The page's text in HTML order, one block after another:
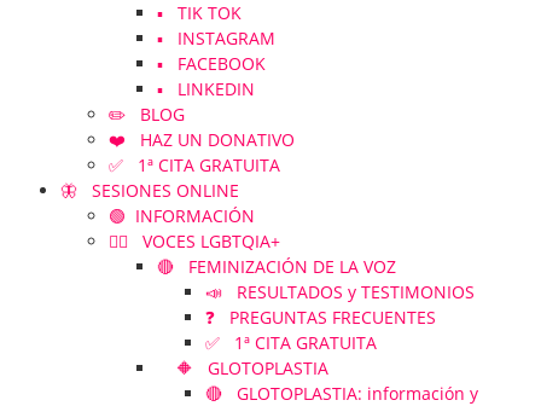
▪️ TIK TOK
▪️ INSTAGRAM
▪️ FACEBOOK
▪️ LINKEDIN
✏️ BLOG
❤️ HAZ UN DONATIVO
✅ 1ª CITA GRATUITA
🦋 SESIONES ONLINE
🟢 INFORMACIÓN
🏳️‍🌈 VOCES LGBTQIA+
🔴 FEMINIZACIÓN DE LA VOZ
📣 RESULTADOS y TESTIMONIOS
❓ PREGUNTAS FRECUENTES
✅ 1ª CITA GRATUITA
🔶 GLOTOPLASTIA
🔴 GLOTOPLASTIA: información y